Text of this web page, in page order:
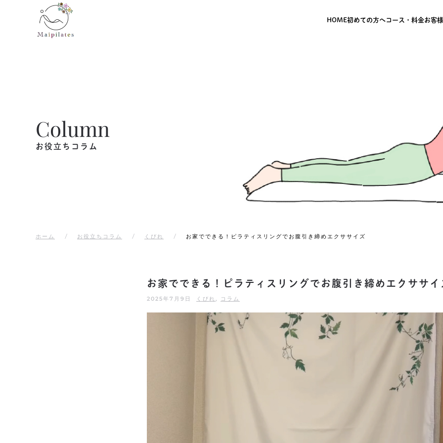
Skip to main content HOME初めての方へコース・料金お客
Column
お役立ちコラム
ホーム お役立ちコラム くびれ お家でできる！ピラティスリングでお腹引き締めエクササイズ
お家でできる！ピラティスリングでお腹引き締めエクササイ
2025年7月9日 くびれ コラム